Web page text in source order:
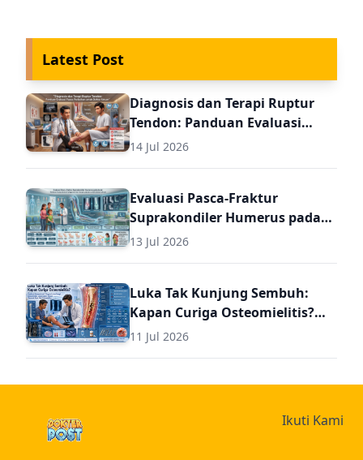
Latest Post
Diagnosis dan Terapi Ruptur
Tendon: Panduan Evaluasi
Pasca Perbaikan untuk Dokter
14 Jul 2026
Evaluasi Pasca-Fraktur
Suprakondiler Humerus pada
Anak: Panduan Komprehensif
13 Jul 2026
Luka Tak Kunjung Sembuh:
Kapan Curiga Osteomielitis?
Panduan Komprehensif
Umum (Termasuk Dosis Obat
11 Jul 2026
Ikuti Kami